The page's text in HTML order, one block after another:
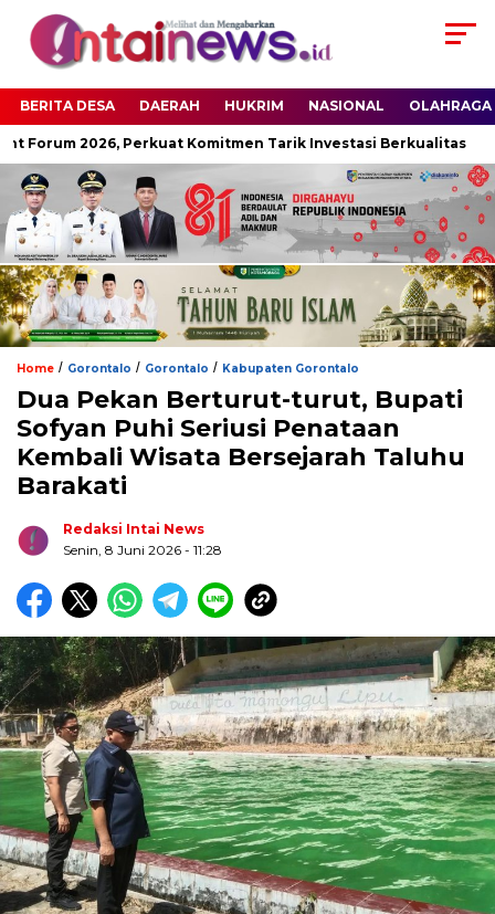
BERITA DESA DAERAH HUKRIM NASIONAL OLAHRAGA
2026, Perkuat Komitmen Tarik Investasi Berkualitas
Home / Gorontalo / Gorontalo / Kabupaten Gorontalo
Dua Pekan Berturut-turut, Bupati
Sofyan Puhi Seriusi Penataan
Kembali Wisata Bersejarah Taluhu
Barakati
Redaksi Intai News
Senin, 8 Juni 2026 - 11:28
Biru Kuning Geometris Modern Rekrutmen Staf
Kantor Poster Horizontal